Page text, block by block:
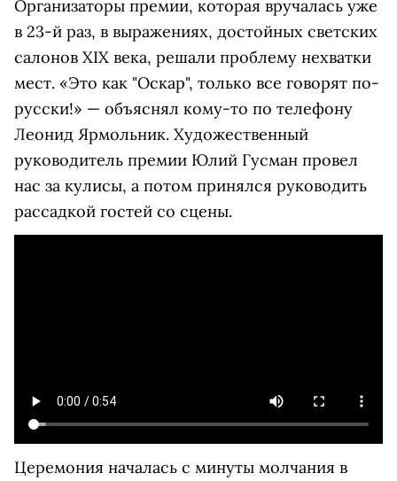
Организаторы премии, которая вручалась уже
в 23-й раз, в выражениях, достойных светских
салонов XIX века, решали проблему нехватки
мест. «Это как "Оскар", только все говорят по-
русски!» — объяснял кому-то по телефону
Леонид Ярмольник. Художественный
руководитель премии Юлий Гусман провел
нас за кулисы, а потом принялся руководить
рассадкой гостей со сцены.
Церемония началась с минуты молчания в